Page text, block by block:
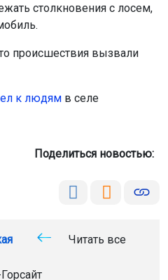
столкновения с лосем,
происшествия вызвали
к людям в селе
Поделиться новостью:
Читать все